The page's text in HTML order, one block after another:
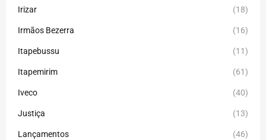
Irizar (18)
Irmãos Bezerra (16)
Itapebussu (11)
Itapemirim (61)
Iveco (40)
Justiça (13)
Lançamentos (46)